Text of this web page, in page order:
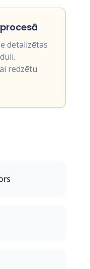
detalizētas
redzētu